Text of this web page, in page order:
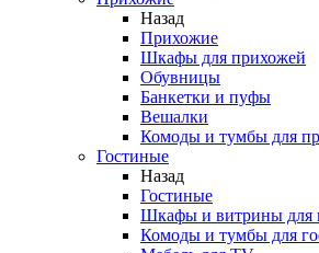
Назад
Прихожие
Шкафы для прихожей
Обувницы
Банкетки и пуфы
Вешалки
Комоды и тумбы для
Гостиные
Назад
Гостиные
Шкафы и витрины для
Комоды и тумбы для